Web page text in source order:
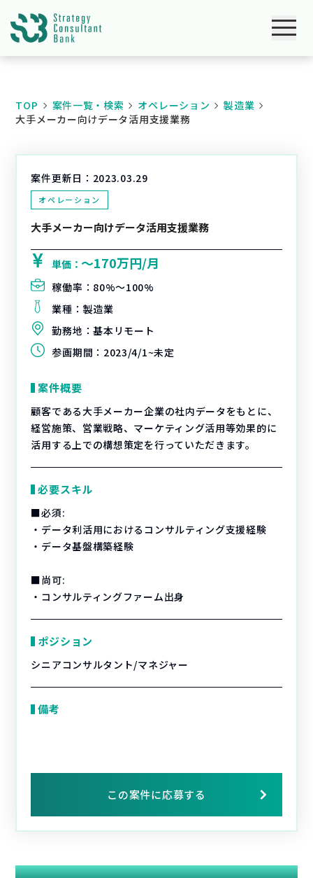
TOP 案件一覧・検索 オペレーション
製造業
大手メーカー向けデータ活用支援業務
案件更新日： 2023.03.29
オペレーション
大手メーカー向けデータ活用支援業務
単価：〜170万円/月
稼働率： 80%〜100%
業種： 製造業
勤務地：基本リモート
参画期間： 2023/4/1~未定
案件概要
顧客である大手メーカー企業の社内データをもとに、
経営施策、営業戦略、マーケティング活用等効果的に
活用する上での構想策定を行っていただきます。
必要スキル
■必須:
・データ利活用におけるコンサルティング支援経験
・データ基盤構築経験
■尚可:
・コンサルティングファーム出身
ポジション
シニアコンサルタント/マネジャー
備考
この案件に応募する